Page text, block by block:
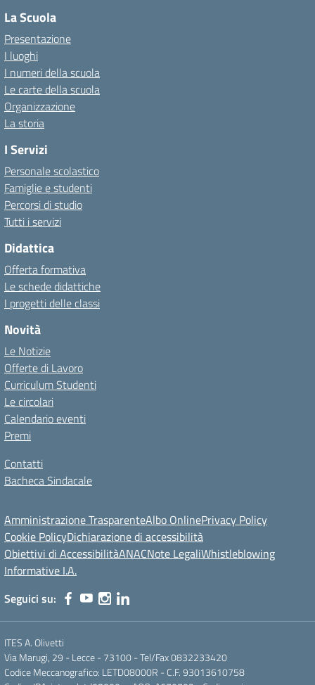
La Scuola
Presentazione
I luoghi
I numeri della scuola
Le carte della scuola
Organizzazione
La storia
I Servizi
Personale scolastico
Famiglie e studenti
Percorsi di studio
Tutti i servizi
Didattica
Offerta formativa
Le schede didattiche
I progetti delle classi
Novità
Le Notizie
Offerte di Lavoro
Curriculum Studenti
Le circolari
Calendario eventi
Premi
Contatti
Bacheca Sindacale
Amministrazione TrasparenteAlbo OnlinePrivacy Policy
Cookie PolicyDichiarazione di accessibilità
Obiettivi di AccessibilitàANACNote LegaliWhistleblowing
Informative I.A.
Seguici su:
ITES A. Olivetti
Via Marugi, 29 - Lecce - 73100 - Tel/Fax 0832233420
Codice Meccanografico: LETD08000R - C.F. 93013610758